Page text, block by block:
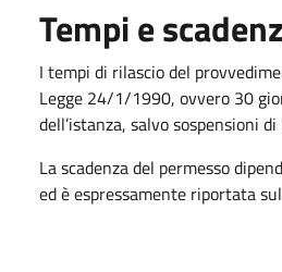
Tempi e
I tempi di rilascio del
Legge 24/1/1990, ovvero 30
dell’istanza, salvo sospensioni di
La scadenza del permesso
ed è espressamente riportata